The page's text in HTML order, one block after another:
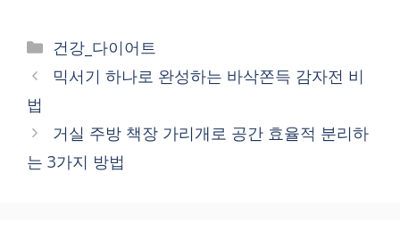
Categories
건강_다이어트
믹서기 하나로 완성하는 바삭쫀득 감자전 비
법
거실 주방 책장 가리개로 공간 효율적 분리하
는 3가지 방법